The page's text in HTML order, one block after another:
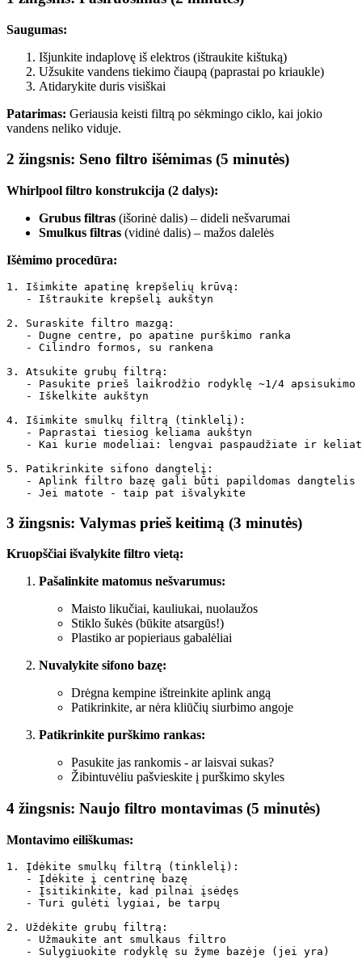
Saugumas:
Išjunkite indaplovę iš elektros (ištraukite kištuką)
Užsukite vandens tiekimo čiaupą (paprastai po kriaukle)
Atidarykite duris visiškai
Patarimas: Geriausia keisti filtrą po sėkmingo ciklo, kai jokio
vandens neliko viduje.
2 žingsnis: Seno filtro išėmimas (5 minutės)
Whirlpool filtro konstrukcija (2 dalys):
Grubus filtras (išorinė dalis) – dideli nešvarumai
Smulkus filtras (vidinė dalis) – mažos dalelės
Išėmimo procedūra:
1. Išimkite apatinę krepšelių krūvą:
   - Ištraukite krepšelį aukštyn
2. Suraskite filtro mazgą:
   - Dugne centre, po apatine purškimo ranka
   - Cilindro formos, su rankena
3. Atsukite grubų filtrą:
   - Pasukite prieš laikrodžio rodyklę ~1/4 apsisukimo
   - Iškelkite aukštyn
4. Išimkite smulkų filtrą (tinklelį):
   - Paprastai tiesiog keliama aukštyn
- Kai kurie modeliai: lengvai paspaudžiate ir
5. Patikrinkite sifono dangtelį:
   - Aplink filtro bazę gali būti papildomas dangtelis
3 žingsnis: Valymas prieš keitimą (3 minutės)
Kruopščiai išvalykite filtro vietą:
Pašalinkite matomus nešvarumus:
Maisto likučiai, kauliukai, nuolaužos
Stiklo šukės (būkite atsargūs!)
Plastiko ar popieriaus gabalėliai
Nuvalykite sifono bazę:
Drėgna kempine ištreinkite aplink angą
Patikrinkite, ar nėra kliūčių siurbimo angoje
Patikrinkite purškimo rankas:
Pasukite jas rankomis - ar laisvai sukas?
Žibintuvėliu pašvieskite į purškimo skyles
4 žingsnis: Naujo filtro montavimas (5 minutės)
Montavimo eiliškumas:
1. Įdėkite smulkų filtrą (tinklelį):
   - Įdėkite į centrinę bazę
   - Įsitikinkite, kad pilnai įsėdęs
   - Turi gulėti lygiai, be tarpų
2. Uždėkite grubų filtrą:
   - Užmaukite ant smulkaus filtro
   - Sulygiuokite rodyklę su žyme bazėje (jei yra)